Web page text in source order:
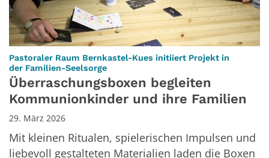
Pastoraler Raum Bernkastel-Kues initiiert Projekt in
der Familien-Seelsorge
Überraschungsboxen begleiten
Kommunionkinder und ihre Familien
29. März 2026
Mit kleinen Ritualen, spielerischen Impulsen und
liebevoll gestalteten Materialien laden die Boxen